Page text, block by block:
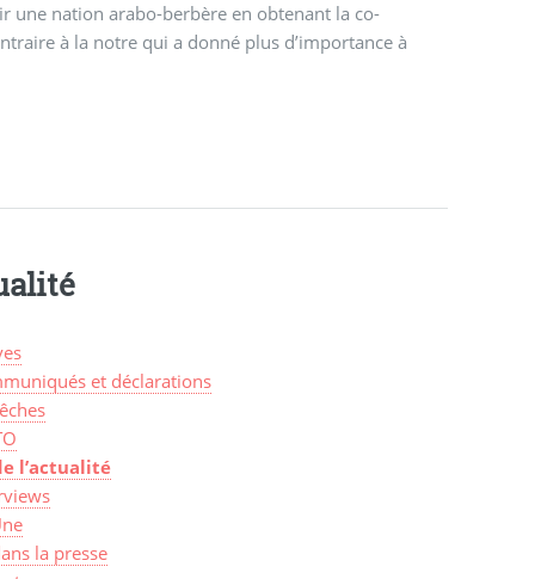
une nation arabo-berbère en obtenant la co-
à la notre qui a donné plus d’importance à
et déclarations
l’actualité
la presse